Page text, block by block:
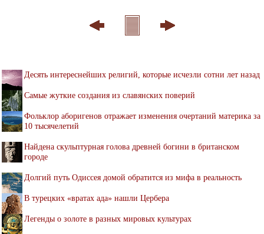
Десять интереснейших религий, которые исчезли сотни лет назад
Самые жуткие создания из славянских поверий
Фольклор аборигенов отражает изменения очертаний материка за
10 тысячелетий
Найдена скульптурная голова древней богини в британском
городе
Долгий путь Одиссея домой обратится из мифа в реальность
В турецких «вратах ада» нашли Цербера
Легенды о золоте в разных мировых культурах